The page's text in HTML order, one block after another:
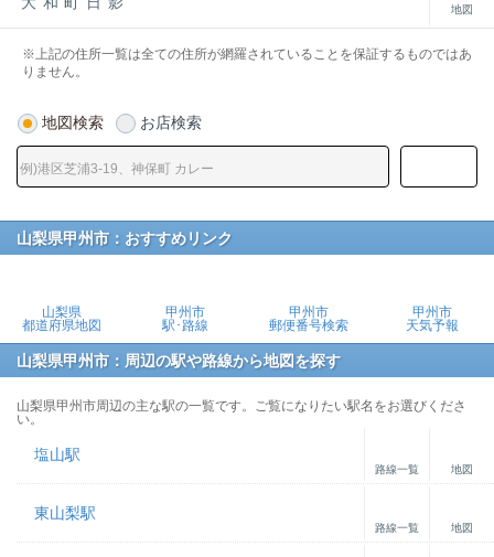
地図
※上記の住所一覧は全ての住所が網羅されていることを保証するものではあ
りません。
地図検索 お店検索
山梨県甲州市：おすすめリンク
山梨県
都道府県地図
甲州市
駅･路線
甲州市
郵便番号検索
甲州市
天気予報
山梨県甲州市：周辺の駅や路線から地図を探す
山梨県甲州市周辺の主な駅の一覧です。ご覧になりたい駅名をお選びくださ
い。
塩山駅
路線一覧 地図
東山梨駅
路線一覧 地図